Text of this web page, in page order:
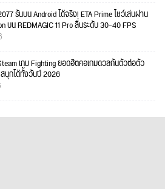
รันบน Android ได้จริง! ETA Prime โชว์เล่นผ่าน
บน REDMAGIC 11 Pro ลื่นระดับ 30–40 FPS
เกม Fighting ยอดฮิตคอเกมดวลกันตัวต่อตัว
นุกได้ทั้งวันปี 2026